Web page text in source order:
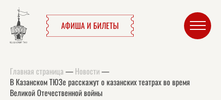
АФИША И БИЛЕТЫ
Главная страница —Новости —
В Казанском ТЮЗе расскажут о казанских театрах во время
Великой Отечественной войны